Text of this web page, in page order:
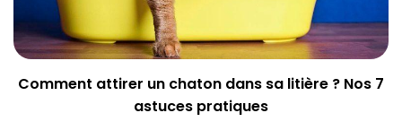
Comment attirer un chaton dans sa litière ? Nos 7
astuces pratiques